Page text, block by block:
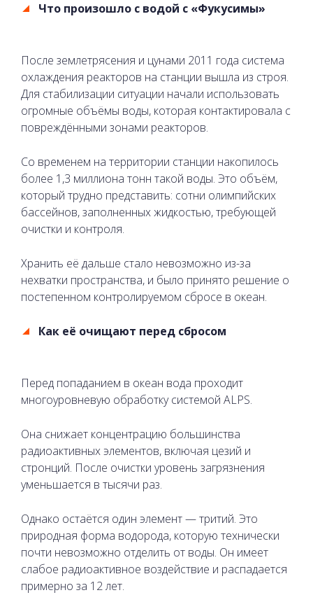
Что произошло с водой с «Фукусимы»
После землетрясения и цунами 2011 года система
охлаждения реакторов на станции вышла из строя.
Для стабилизации ситуации начали использовать
огромные объёмы воды, которая контактировала с
повреждёнными зонами реакторов.
Со временем на территории станции накопилось
более 1,3 миллиона тонн такой воды. Это объём,
который трудно представить: сотни олимпийских
бассейнов, заполненных жидкостью, требующей
очистки и контроля.
Хранить её дальше стало невозможно из-за
нехватки пространства, и было принято решение о
постепенном контролируемом сбросе в океан.
Как её очищают перед сбросом
Перед попаданием в океан вода проходит
многоуровневую обработку системой ALPS.
Она снижает концентрацию большинства
радиоактивных элементов, включая цезий и
стронций. После очистки уровень загрязнения
уменьшается в тысячи раз.
Однако остаётся один элемент — тритий. Это
природная форма водорода, которую технически
почти невозможно отделить от воды. Он имеет
слабое радиоактивное воздействие и распадается
примерно за 12 лет.